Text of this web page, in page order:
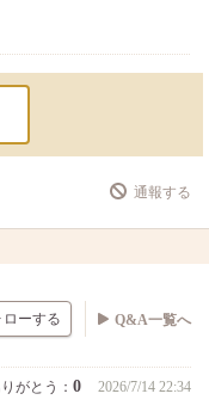
通報する
ローする Q&A一覧へ
がとう： 0 2026/7/14 22:34